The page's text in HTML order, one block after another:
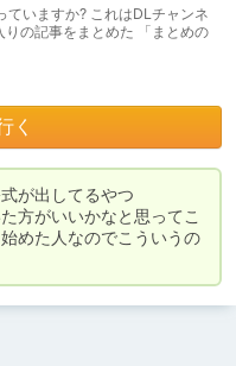
いますか? これはDLチャンネ
の記事をまとめた 「まとめの
く
が出してるやつ
方がいいかなと思ってこ
めた人なのでこういうの